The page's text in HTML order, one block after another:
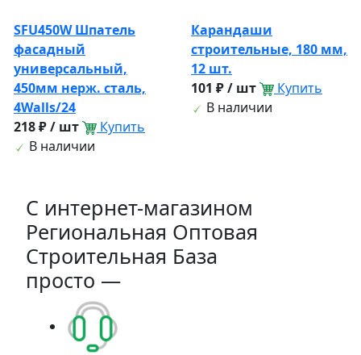
SFU450W Шпатель
фасадный
универсальный,
450мм нерж. сталь,
4Walls/24
218 ₽ / шт
Купить
В наличии
Карандаши
строительные, 180 мм,
12 шт.
101 ₽ / шт
Купить
В наличии
C интернет-магазином
Региональная Оптовая
Строительная База
просто —